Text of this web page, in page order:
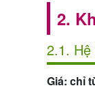
2.
2.1.
Giá: chỉ